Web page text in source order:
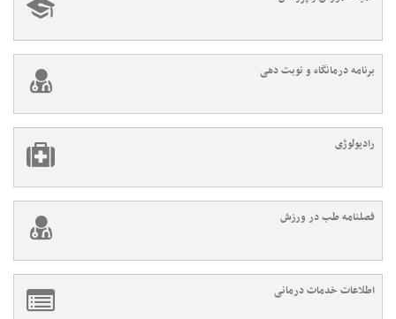
برنامه درمانگاه و نوبت دهی
رادیولوژی
فصلنامه طب در ورزش
اطلاعات خدمات درمانی